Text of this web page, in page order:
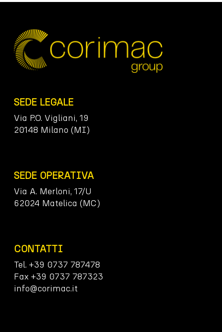
SEDE LEGALE
Via P.O. Vigliani, 19
20148 Milano (MI)
SEDE OPERATIVA
Via A. Merloni, 17/U
62024 Matelica (MC)
CONTATTI
Tel. +39 0737 787478
Fax +39 0737 787323
info@corimac.it